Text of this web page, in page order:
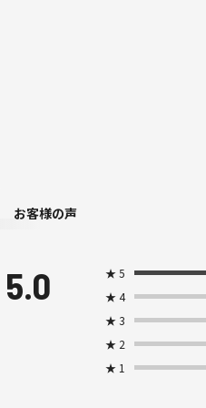
お客様の声
5.0 ★5
★4
★3
★ 2
★ 1